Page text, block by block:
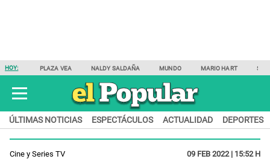
HOY: PLAZA VEA NALDY SALDAÑA MUNDO MARIO HART
ÚLTIMAS NOTICIAS ESPECTÁCULOS ACTUALIDAD DEPORTES
Cine y Series TV 09 FEB 2022 | 15:52 H